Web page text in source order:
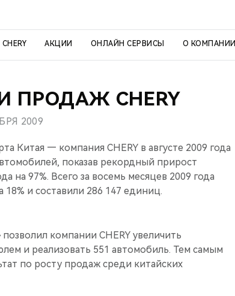
АКЦИИ ОНЛАЙН СЕРВИСЫ О КОМПАНИИ
ПРОДАЖ CHERY
2009
Китая — компания CHERY в августе 2009 года
показав рекордный прирост
на 97%. Всего за восемь месяцев 2009 года
и составили 286 147 единиц.
компании CHERY увеличить
и реализовать 551 автомобиль. Тем самым
по росту продаж среди китайских